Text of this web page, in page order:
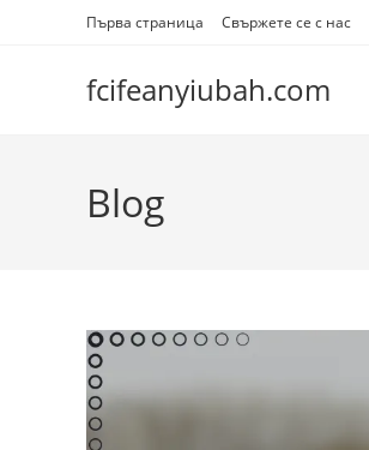
Първа страница Свържете се с нас
fcifeanyiubah.com
Blog